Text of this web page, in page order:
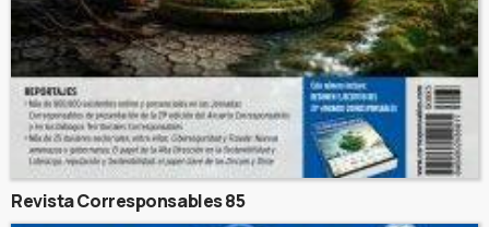
Revista Corresponsables 85